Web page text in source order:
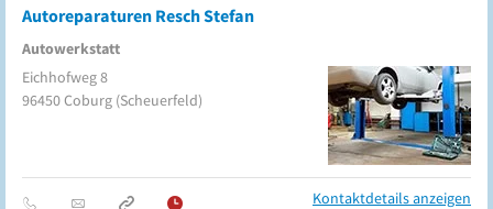
Autoreparaturen Resch Stefan
Autowerkstatt
Eichhofweg 8
96450Coburg (Scheuerfeld)
Kontaktdetails anzeigen